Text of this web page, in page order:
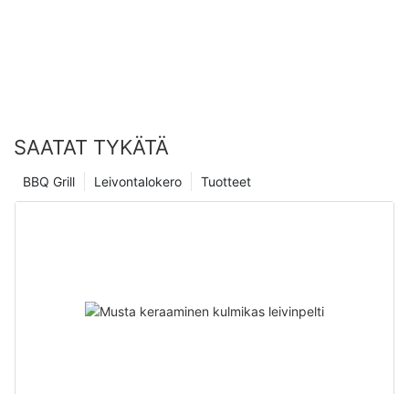
SAATAT TYKÄTÄ
Tuotteet
Leivontalokero
BBQ Grill